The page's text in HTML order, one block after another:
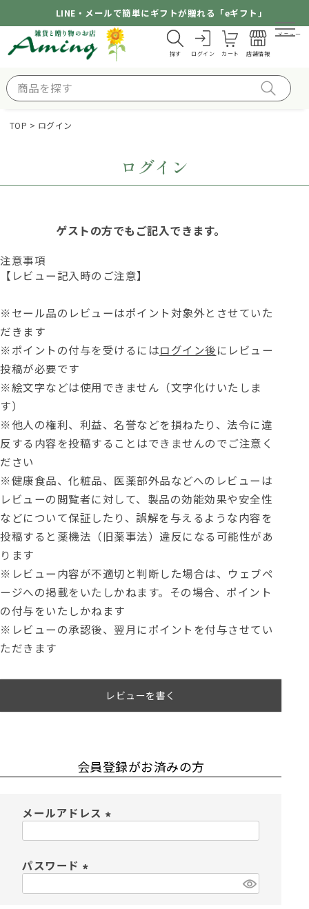
LINE・メールで簡単にギフトが贈れる「eギフト」
探す ログイン カート 店舗情報
メニュー
TOP ログイン
ログイン
ゲストの方でもご記入できます。
注意事項
【レビュー記入時のご注意】
※セール品のレビューはポイント対象外とさせていた
だきます
※ポイントの付与を受けるにはログイン後にレビュー
投稿が必要です
※絵文字などは使用できません（文字化けいたしま
す）
※他人の権利、利益、名誉などを損ねたり、法令に違
反する内容を投稿することはできませんのでご注意く
ださい
※健康食品、化粧品、医薬部外品などへのレビューは
レビューの閲覧者に対して、製品の効能効果や安全性
などについて保証したり、誤解を与えるような内容を
投稿すると薬機法（旧薬事法）違反になる可能性があ
ります
※レビュー内容が不適切と判断した場合は、ウェブペ
ージへの掲載をいたしかねます。その場合、ポイント
の付与をいたしかねます
※レビューの承認後、翌月にポイントを付与させてい
ただきます
レビューを書く
会員登録がお済みの方
メールアドレス
パスワード